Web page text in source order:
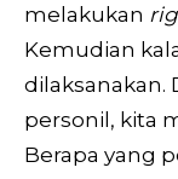
melakukan
Kemudian
dilaksanakan.
personil, kita
Berapa yang